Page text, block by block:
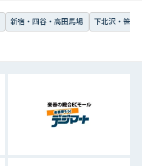
新宿・四谷・高田馬場 下北沢・笹塚